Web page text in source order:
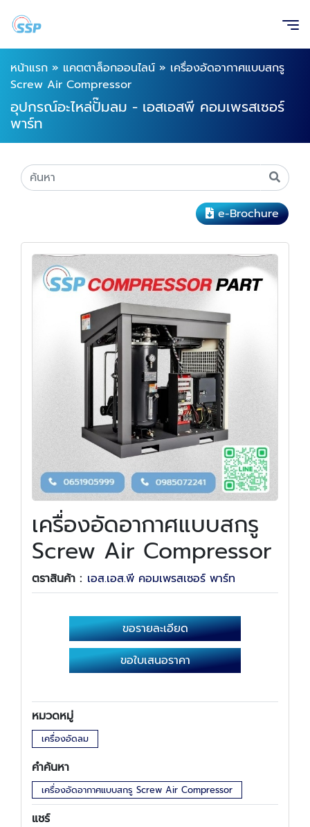
หน้าแรก » แคตตาล็อกออนไลน์ » เครื่องอัดอากาศแบบสกรู
Screw Air Compressor
อุปกรณ์อะไหล่ปั๊มลม - เอสเอสพี คอมเพรสเซอร์
พาร์ท
e-Brochure
เครื่องอัดอากาศแบบสกรู
Screw Air Compressor
ตราสินค้า : เอส.เอส.พี คอมเพรสเซอร์ พาร์ท
ขอรายละเอียด
ขอใบเสนอราคา
หมวดหมู่
เครื่องอัดลม
คำค้นหา
เครื่องอัดอากาศแบบสกรู Screw Air Compressor
แชร์